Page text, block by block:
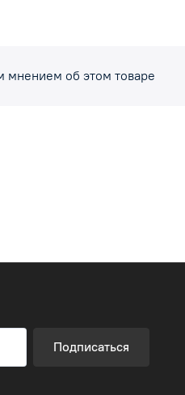
мнением об этом товаре
Подписаться